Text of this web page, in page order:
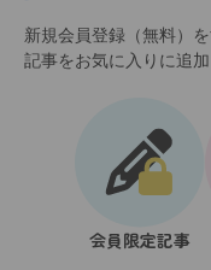
新規会員登録（無料）
記事をお気に入りに追
会員限定記事